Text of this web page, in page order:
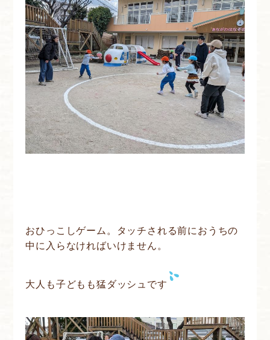
おひっこしゲーム。タッチされる前におうちの
中に入らなければいけません。
大人も子どもも猛ダッシュです